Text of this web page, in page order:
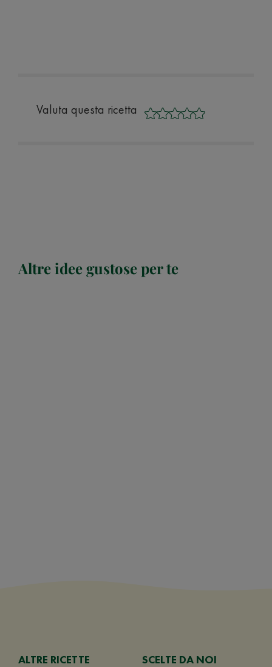
Valuta questa ricetta
Altre idee gustose per te
ALTRE RICETTE SCELTE DA NOI